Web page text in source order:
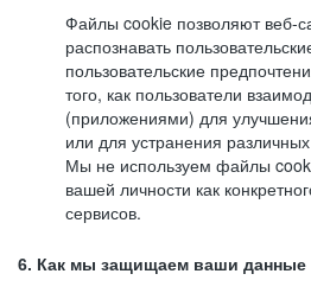
Файлы cookie позволяют веб-
распознавать
пользовательские
того, как пользователи
(приложениями) для
или для устранения
Мы не используем файлы
вашей личности как
сервисов.
6. Как мы защищаем ваши данные